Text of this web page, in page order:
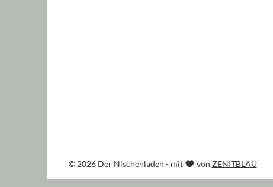
© 2026 Der Nischenladen - mit von ZENITBLAU